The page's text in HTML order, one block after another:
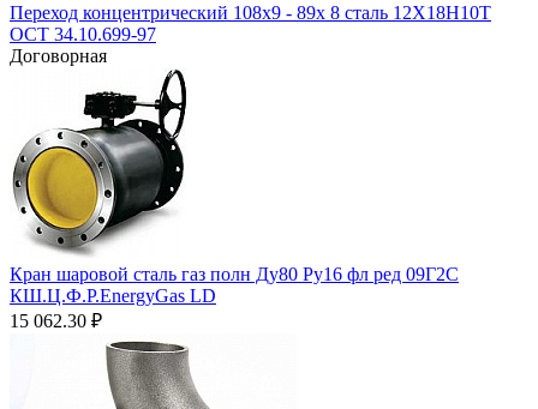
Переход концентрический 108х9 - 89х 8 сталь 12Х18Н10Т
ОСТ 34.10.699-97
Договорная
Кран шаровой сталь газ полн Ду80 Ру16 фл ред 09Г2С
КШ.Ц.Ф.Р.EnergyGas LD
15 062.30 ₽